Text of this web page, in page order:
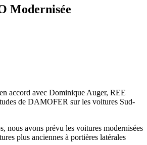
Modernisée
accord avec Dominique Auger, REE
de DAMOFER sur les voitures Sud-
nous avons prévu les voitures modernisées
plus anciennes à portières latérales